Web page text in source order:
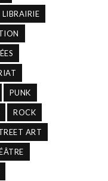
LIBRAIRIE
PUNK
ROCK
ART